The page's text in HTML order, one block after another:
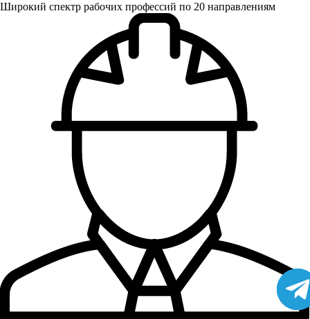
Широкий спектр рабочих профессий по 20 направлениям